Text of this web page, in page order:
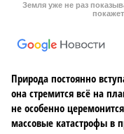
Земля уже не раз
Природа постоянно
она стремится всё на
не особенно
массовые катастрофы в